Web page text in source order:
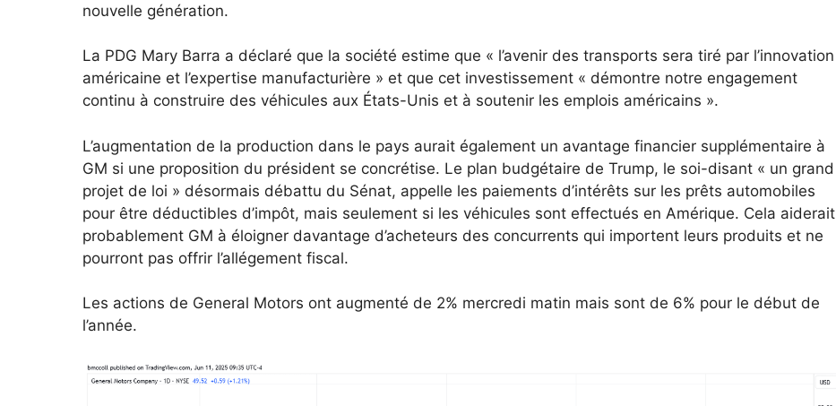
nouvelle génération.
La PDG Mary Barra a déclaré que la société estime que « l’avenir des transports sera tiré par l’innovation
américaine et l’expertise manufacturière » et que cet investissement « démontre notre engagement
continu à construire des véhicules aux États-Unis et à soutenir les emplois américains ».
L’augmentation de la production dans le pays aurait également un avantage financier supplémentaire à
GM si une proposition du président se concrétise. Le plan budgétaire de Trump, le soi-disant « un grand
projet de loi » désormais débattu du Sénat, appelle les paiements d’intérêts sur les prêts automobiles
pour être déductibles d’impôt, mais seulement si les véhicules sont effectués en Amérique. Cela aiderait
probablement GM à éloigner davantage d’acheteurs des concurrents qui importent leurs produits et ne
pourront pas offrir l’allégement fiscal.
Les actions de General Motors ont augmenté de 2% mercredi matin mais sont de 6% pour le début de
l’année.